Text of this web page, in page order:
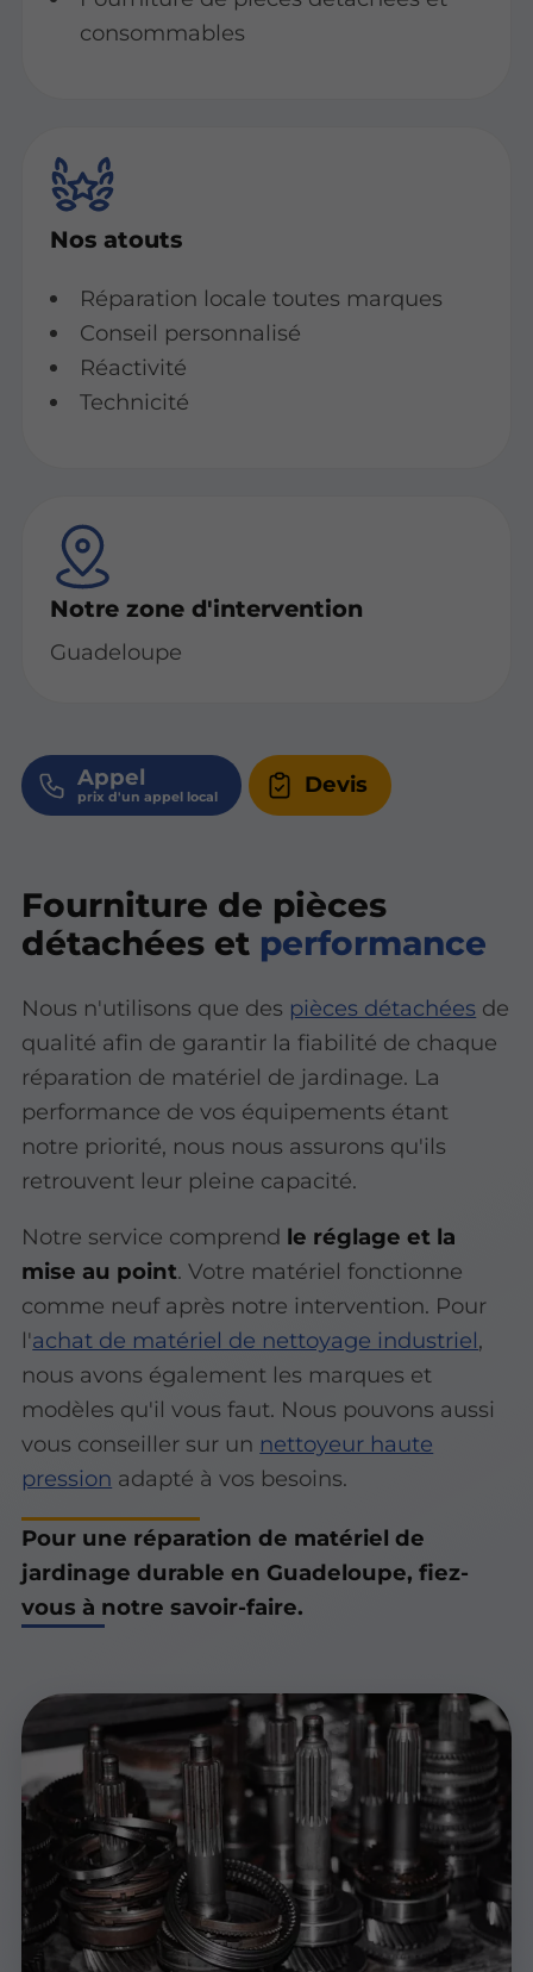
consommables
Nos atouts
Réparation locale toutes marques
Conseil personnalisé
Réactivité
Technicité
Notre zone d'intervention
Guadeloupe
Appel Devis
Fourniture de pièces
détachées et performance
Nous n'utilisons que des pièces détachées de
qualité afin de garantir la fiabilité de chaque
réparation de matériel de jardinage. La
performance de vos équipements étant
notre priorité, nous nous assurons qu'ils
retrouvent leur pleine capacité.
Notre service comprend le réglage et la
mise au point. Votre matériel fonctionne
comme neuf après notre intervention. Pour
l'achat de matériel de nettoyage industriel,
nous avons également les marques et
modèles qu'il vous faut. Nous pouvons aussi
vous conseiller sur un nettoyeur haute
pression adapté à vos besoins.
Pour une réparation de matériel de
jardinage durable en Guadeloupe, fiez-
vous à notre savoir-faire.